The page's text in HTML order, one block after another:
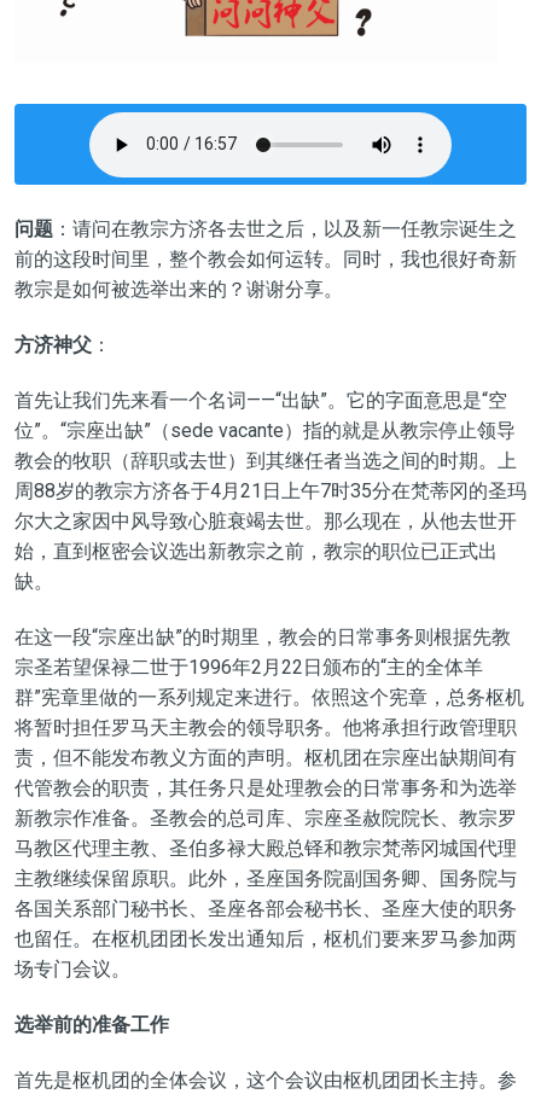
问题：请问在教宗方济各去世之后，以及新一任教宗诞生之
前的这段时间里，整个教会如何运转。同时，我也很好奇新
教宗是如何被选举出来的？谢谢分享。
方济神父：
首先让我们先来看一个名词——“出缺”。它的字面意思是“空
位”。“宗座出缺”（sede vacante）指的就是从教宗停止领导
教会的牧职（辞职或去世）到其继任者当选之间的时期。上
周88岁的教宗方济各于4月21日上午7时35分在梵蒂冈的圣玛
尔大之家因中风导致心脏衰竭去世。 那么现在，从他去世开
始，直到枢密会议选出新教宗之前，教宗的职位已正式出
缺。
在这一段“宗座出缺”的时期里， 教会的日常事务则根据先教
宗圣若望保禄二世于1996年2月22日颁布的“主的全体羊
群”宪章里做的一系列规定来进行。依照这个宪章， 总务枢机
将暂时担任罗马天主教会的领导职务。他将承担行政管理职
责，但不能发布教义方面的声明。 枢机团在宗座出缺期间有
代管教会的职责，其任务只是处理教会的日常事务和为选举
新教宗作准备。圣教会的总司库、宗座圣赦院院长、教宗罗
马教区代理主教、圣伯多禄大殿总铎和教宗梵蒂冈城国代理
主教继续保留原职。此外，圣座国务院副国务卿、国务院与
各国关系部门秘书长、圣座各部会秘书长、圣座大使的职务
也留任。在枢机团团长发出通知后，枢机们要来罗马参加两
场专门会议。
选举前的准备工作
首先是枢机团的全体会议，这个会议由枢机团团长主持。参